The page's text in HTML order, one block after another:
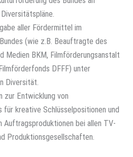
aller Fördermittel im
(wie z.B. Beauftragte des
Medien BKM, Filmförderungsanstalt
DFFF) unter
Diversität.
zur Entwicklung von
für kreative Schlüsselpositionen und
Auftragsproduktionen bei allen TV-
Produktionsgesellschaften.